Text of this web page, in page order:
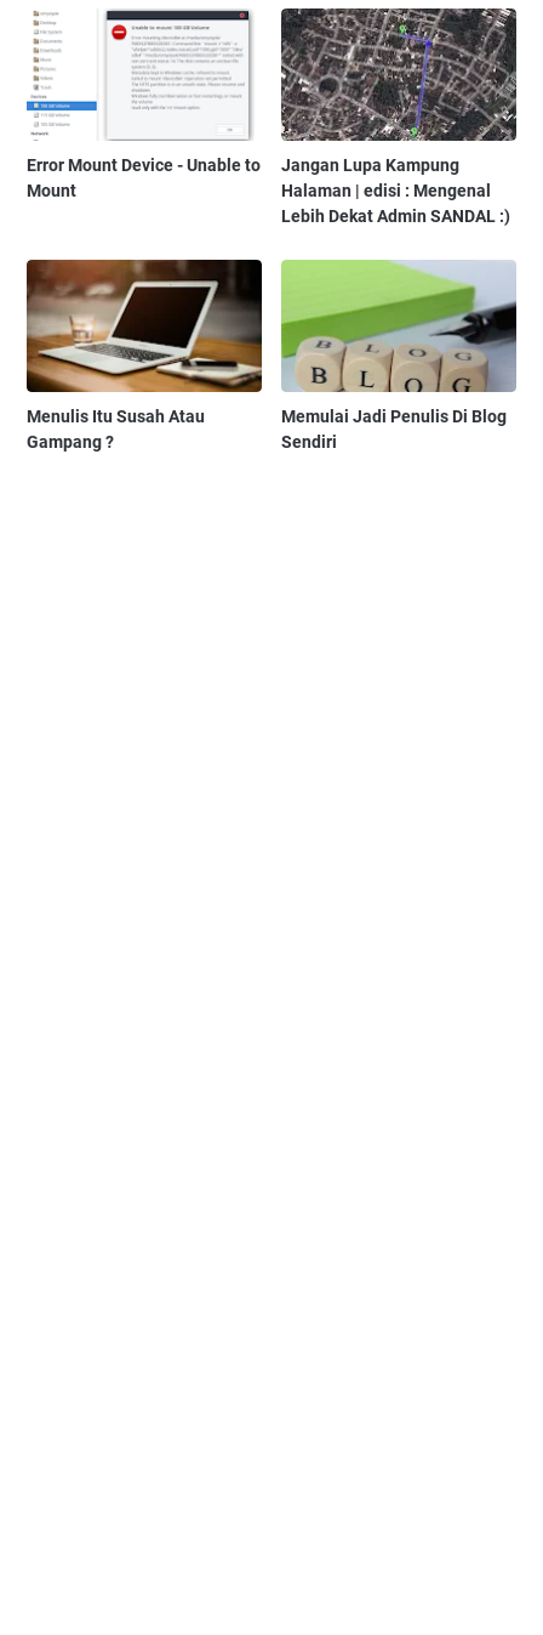
Error Mount Device - Unable to
Mount
Jangan Lupa Kampung
Halaman | edisi : Mengenal
Lebih Dekat Admin SANDAL :)
Menulis Itu Susah Atau
Gampang ?
Memulai Jadi Penulis Di Blog
Sendiri